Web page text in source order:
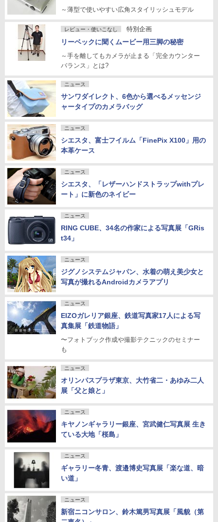
～薄型で使いやすい広角スタイリッシュモデル
レビュー・使いこなし 特別企画
リーベックに聞くムービー用三脚の秘密
～手を離してもカメラが止まる「完全カウンター
バランス」とは?
ニュース
サンワダイレクト、6色から選べるメッセンジ
ャータイプのカメラバッグ
ニュース
シエスタ、富士フイルム「FinePix X100」用の
本革ケース
ニュース
シエスタ、「レザーハンドストラップwithプレ
ート」に新色のネイビー
ニュース
RING CUBE、34名の作家による写真展「GRis
t34」
ニュース
ジグノシステムジャパン、水着の萌え美少女と
写真が撮れるAndroidカメラアプリ
ニュース
EIZOガレリア銀座、鉄道写真家17人による写
真集展「鉄道物語」
〜フォトブック作成や撮影テクニックのセミナー
も
ニュース
オリンパスプラザ東京、大竹省二・あゆみ二人
展「父と娘と」
ニュース
キヤノンギャラリー銀座、宮武健仁写真展 生き
ている大地「桜島」
ニュース
ギャラリー冬青、渡邉博史写真展「楽な道、暗
い道」
ニュース
新宿ニコンサロン、鈴木篤男写真展「風貌（第